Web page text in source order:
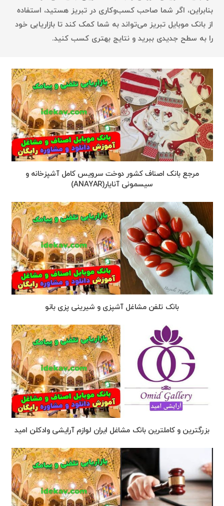
بنابراین، اگر شما صاحب کسب‌وکاری در تبریز هستید، استفاده
از بانک موبایل تبریز می‌تواند به شما کمک کند تا بازاریابی خود
را به سطح جدیدی ببرید و نتایج بهتری کسب کنید.
مرجع بانک اصناف کشور دوخت سرویس کامل آشپزخانه و
سیسمونی آنایار(ANAYAR)
بانک تلفن مشاغل آشپزی و شیرینی پزی بانو
بزرگترین و کاملترین بانک مشاغل ایران لوازم آرایشی وادکلن امید